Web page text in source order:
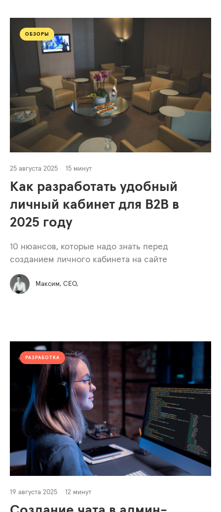
ОБЗОРЫ
25 августа 2025 15 минут
Как разработать удобный
личный кабинет для B2B в
2025 году
10 нюансов, которые надо знать перед
созданием личного кабинета на сайте
Максим, СЕО,
РАЗРАБОТКА
19 августа 2025 12 минут